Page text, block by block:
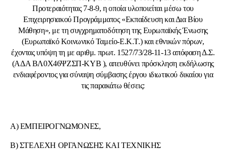
Προτεραιότητας 7-8-9, η οποία υλοποιείται μέσω του
Επιχειρησιακού Προγράμματος «Εκπαίδευση και Δια Βίου
Μάθηση», με τη συγχρηματοδότηση της Ευρωπαϊκής Ένωσης
(Ευρωπαϊκό Κοινωνικό Ταμείο-Ε.Κ.Τ.) και εθνικών πόρων,
έχοντας υπόψη τη με αριθμ. πρωτ. 1527/73/28-11-13 απόφαση Δ.Σ.
(ΑΔΑ ΒΛ0Χ46ΨΖΣΠ-ΚΥΒ ), απευθύνει πρόσκληση εκδήλωσης
ενδιαφέροντος για σύναψη σύμβασης έργου ιδιωτικού δικαίου για
τις παρακάτω θέσεις:
Α) ΕΜΠΕΙΡΟΓΝΩΜΟΝΕΣ,
Β) ΣΤΕΛΕΧΗ ΟΡΓΑΝΩΣΗΣ ΚΑΙ ΤΕΧΝΙΚΗΣ